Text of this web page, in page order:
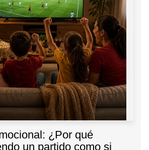
¿Por qué
un partido como si